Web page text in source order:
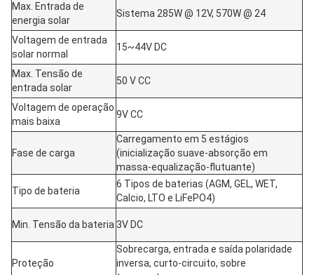
Max. Entrada de
energia solar
Sistema 285W @ 12V, 570W @ 24
Voltagem de entrada
solar normal
15~44V DC
Max. Tensão de
entrada solar
50 V CC
Voltagem de operação
mais baixa
9V CC
Fase de carga
Carregamento em 5 estágios
(inicialização suave-absorção em
massa-equalização-flutuante)
Tipo de bateria
6 Tipos de baterias (AGM, GEL, WET,
Calcio, LTO e LiFePO4)
Min. Tensão da bateria 3V DC
Proteção
Sobrecarga, entrada e saída polaridade
inversa, curto-circuito, sobre